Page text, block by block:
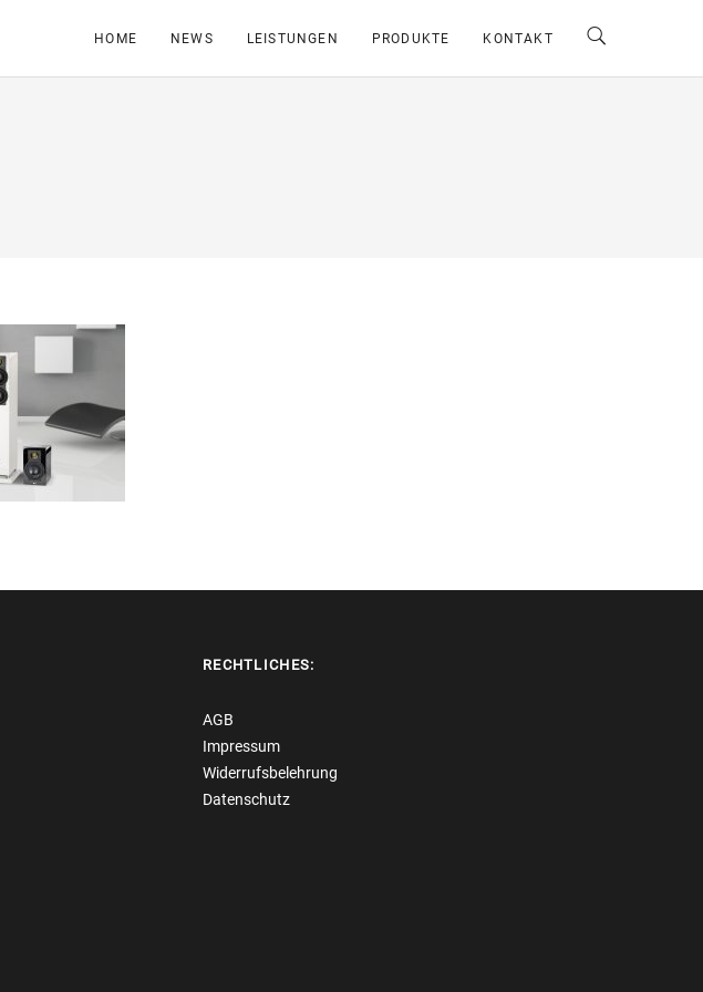
HOME NEWS LEISTUNGEN PRODUKTE KONTAKT
RECHTLICHES:
AGB
Impressum
Widerrufsbelehrung
Datenschutz